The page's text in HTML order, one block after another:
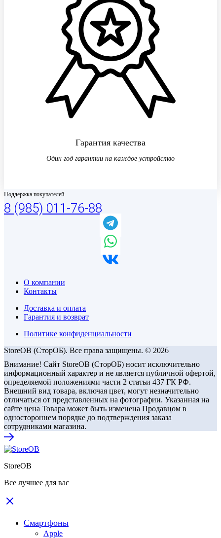
Гарантия качества
Один год гарантии на каждое устройство
Поддержка покупателей
8 (985) 011-76-88
О компании
Контакты
Доставка и оплата
Гарантия и возврат
Политике конфиденциальности
StoreOB (CторОБ). Все права защищены. © 2026
Внимание! Сайт StoreOB (СторОБ) носит исключительно
информационный характер и не является публичной офертой,
определяемой положениями части 2 статьи 437 ГК РФ.
Внешний вид товара, включая цвет, могут незначительно
отличаться от представленных на фотографии. Указанная на
сайте цена Товара может быть изменена Продавцом в
одностороннем порядке до подтверждения заказа
сотрудниками магазина.
StoreOB
Все лучшее для вас
Смартфоны
Apple